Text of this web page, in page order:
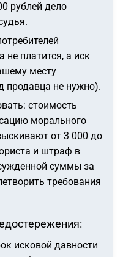
рублей дело
не платится, а иск
месту
продавца не нужно).
стоимость
морального
от 3 000 до
и штраф в
суммы за
требования
исковой давности